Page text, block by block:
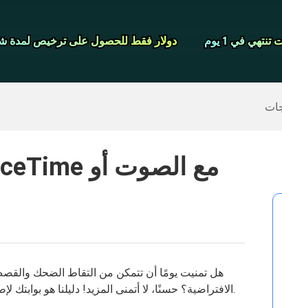
دولار فقط للحصول على ترخيص لمدة
دولار فقط للحصول على ترخيص لمدة في 1 يوم
في 1 يوم
هل تمنيت يومًا أن تتمكن من التقاط الضحك
الافتراضية؟ حسنًا، لا أتمنى المزيد! دليلنا هو بوابتكدون عناء.